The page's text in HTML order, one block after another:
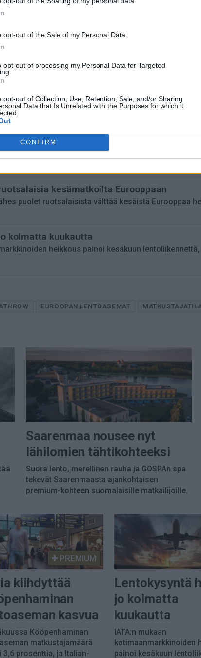
opt-out of the Sale of my Personal Data.
opt-out of processing my Personal Data for Targeted
opt-out of Collection, Use, Retention, Sale, and/or Sharing
Data that Is Unrelated with the Purposes for which it
CONFIRM
Brysseliin
käynnistää Medinan ja Brysselin väliset
suorat lennot Kajaaniin
talvireitti käynnistyy viikoittain kaudella
lentoaseman kasvua
lentoaseman matkustajamäärä nousi 3,6
kesämatkoilta Eurooppaan
puolet ruotsalaisista välttää kesäistä Eurooppaa
kolmatta kuukautta
heikkous painoi kesäkuun
EUROOPAN LENTOASEMAT
Saarenmaa nousee nyt
lähilomien tähtikohteeksi
Suora lento, merellinen rauha ja GOSPAn spa
tekevät Saarenmaasta ajankohtaisen
premium-kohteen suomalaisille matkailijoille.
PREMIUM
kiihdyttää
kasvua
Kööpenhaminan
matkustajamäärä
3,6 prosenttia, ja Italian-
Lentokysyntä
jo kolmatta
kuukautta
IATA:n mukaan
kotimaanmarkkinoiden
painoi kesäkuun